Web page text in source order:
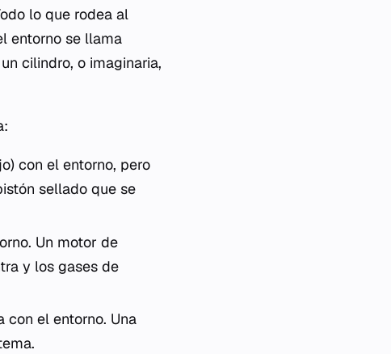
lo que rodea al
entorno se llama
cilindro, o imaginaria,
con el entorno, pero
sellado que se
Un motor de
y los gases de
con el entorno. Una